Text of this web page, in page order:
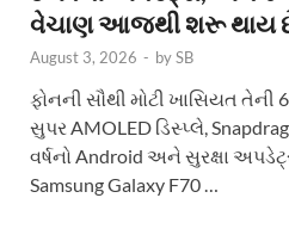
વેચાણ આજથી શરૂ થાય
August 3, 2026 - bySB
ફોનની સૌથી મોટી ખાસિયત તેની
સુપર AMOLED ડિસ્પ્લે,
વર્ષનો Android અને સુરક્ષા
Samsung Galaxy F70 …